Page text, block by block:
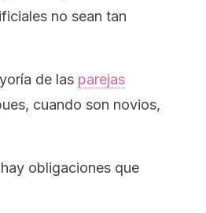
no sean tan
de las parejas
cuando son novios,
obligaciones que